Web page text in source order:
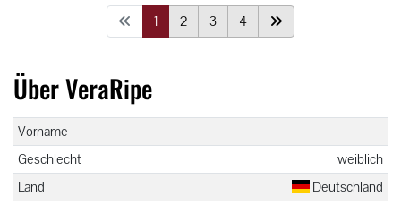
1 2 3 4
Über VeraRipe
Vorname
Geschlecht
weiblich
Land
Deutschland